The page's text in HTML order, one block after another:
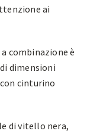
ai
combinazione è
dimensioni
cinturino
di vitello nera,